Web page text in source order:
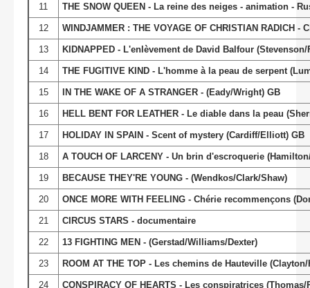
11 THE SNOW QUEEN - La reine des neiges - animation -
12 WINDJAMMER : THE VOYAGE OF CHRISTIAN RADICH -
13 KIDNAPPED - L'enlèvement de David Balfour
14 THE FUGITIVE KIND - L'homme à la peau de serpent
15 IN THE WAKE OF A STRANGER - (Eady/Wright) GB
16 HELL BENT FOR LEATHER - Le diable dans la peau
17 HOLIDAY IN SPAIN - Scent of mystery (Cardiff/Elliott) GB
18 A TOUCH OF LARCENY - Un brin d'escroquerie
19 BECAUSE THEY'RE YOUNG - (Wendkos/Clark/Shaw)
20 ONCE MORE WITH FEELING - Chérie recommençons
21 CIRCUS STARS - documentaire
22 13 FIGHTING MEN - (Gerstad/Williams/Dexter)
23 ROOM AT THE TOP - Les chemins de Hauteville
24 CONSPIRACY OF HEARTS - Les conspiratrices